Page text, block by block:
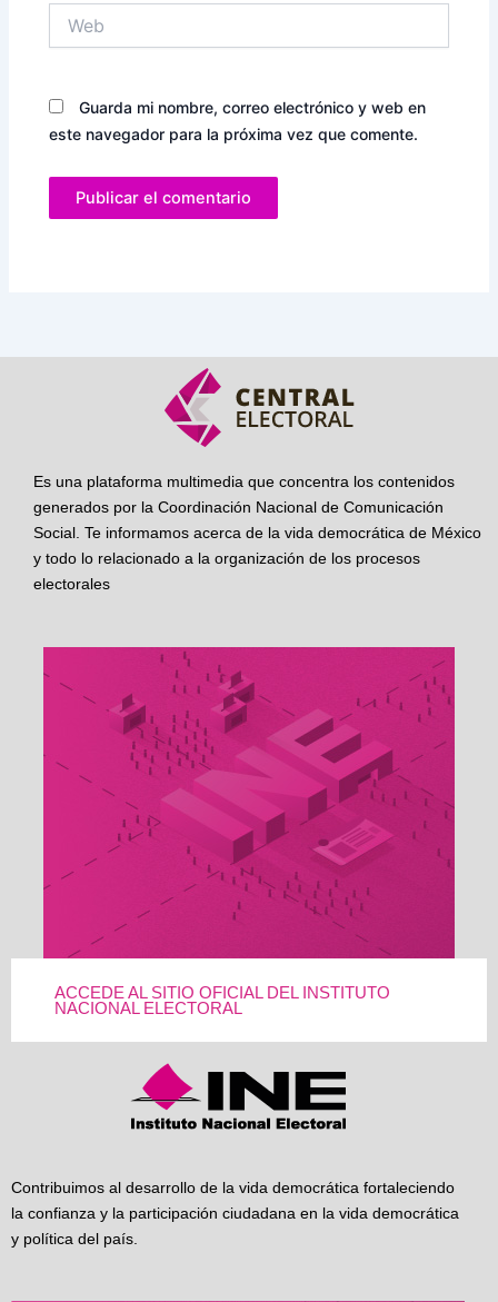
Guarda mi nombre, correo electrónico y web en
este navegador para la próxima vez que comente.
Es una plataforma multimedia que concentra los contenidos
generados por la Coordinación Nacional de Comunicación
Social. Te informamos acerca de la vida democrática de México
y todo lo relacionado a la organización de los procesos
electorales
ACCEDE AL SITIO OFICIAL DEL INSTITUTO
NACIONAL ELECTORAL
Contribuimos al desarrollo de la vida democrática fortaleciendo
la confianza y la participación ciudadana en la vida democrática
y política del país.